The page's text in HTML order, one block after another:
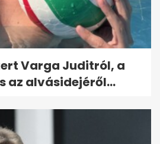
Varga Juditról, a
az alvásidejéről...